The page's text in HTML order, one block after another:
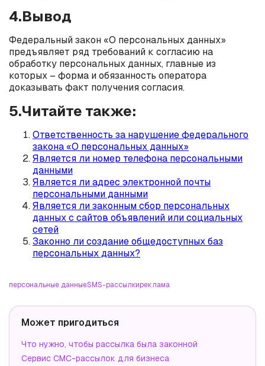
4.Вывод
Федеральный закон «О персональных данных»
предъявляет ряд требований к согласию на
обработку персональных данных, главные из
которых – форма и обязанность оператора
доказывать факт получения согласия.
5.Читайте также:
Ответственность за нарушение федерального
закона «О персональных данных»
Является ли номер телефона персональными
данными
Является ли адрес электронной почты
персональными данными
Является ли законным сбор персональных
данных с сайтов объявлений или социальных
сетей
Законно ли создание общедоступных баз
персональных данных?
персональные данныеSMS-рассылкиреклама
Может пригодиться
Что нужно, чтобы рассылка была законной
Сервис СМС-рассылок для бизнеса